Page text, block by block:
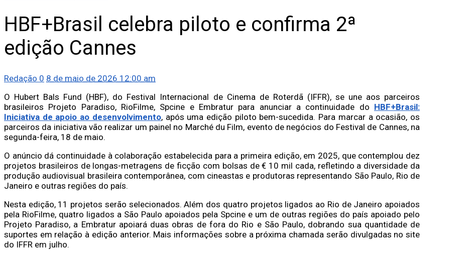
HBF+Brasil celebra piloto e confirma 2ª
edição Cannes
Redação 0 8 de maio de 2026 12:00 am
O Hubert Bals Fund (HBF), do Festival Internacional de Cinema de Roterdã (IFFR), se une aos parceiros
brasileiros Projeto Paradiso, RioFilme, Spcine e Embratur para anunciar a continuidade do HBF+Brasil:
Iniciativa de apoio ao desenvolvimento, após uma edição piloto bem-sucedida. Para marcar a ocasião, os
parceiros da iniciativa vão realizar um painel no Marché du Film, evento de negócios do Festival de Cannes, na
segunda-feira, 18 de maio.
O anúncio dá continuidade à colaboração estabelecida para a primeira edição, em 2025, que contemplou dez
projetos brasileiros de longas-metragens de ficção com bolsas de € 10 mil cada, refletindo a diversidade da
produção audiovisual brasileira contemporânea, com cineastas e produtoras representando São Paulo, Rio de
Janeiro e outras regiões do país.
Nesta edição, 11 projetos serão selecionados. Além dos quatro projetos ligados ao Rio de Janeiro apoiados
pela RioFilme, quatro ligados a São Paulo apoiados pela Spcine e um de outras regiões do país apoiado pelo
Projeto Paradiso, a Embratur apoiará duas obras de fora do Rio e São Paulo, dobrando sua quantidade de
suportes em relação à edição anterior. Mais informações sobre a próxima chamada serão divulgadas no site
do IFFR em julho.